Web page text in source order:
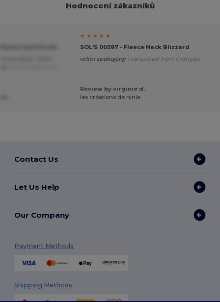
Hodnocení zákazníků
★ ★ ★ ★ ★
SOL'S 00597 - Fleece Neck Blizzard
velmi spokojený Translated from Français
Review by virginie d.
les créations de ninie
Contact Us
Let Us Help
Our Company
Payment Methods
Shipping Methods